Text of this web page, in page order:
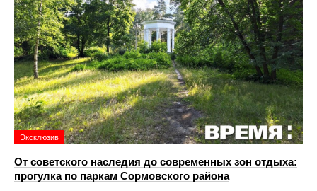
Эксклюзив
От советского наследия до современных зон отдыха:
прогулка по паркам Сормовского района